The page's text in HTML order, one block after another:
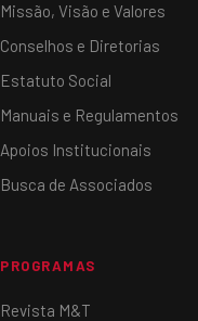
Missão, Visão e Valores
Conselhos e Diretorias
Estatuto Social
Manuais e Regulamentos
Apoios Institucionais
Busca de Associados
PROGRAMAS
Revista M&T